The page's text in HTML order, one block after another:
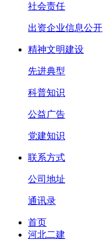
社会责任
出资企业信息公开
精神文明建设
先进典型
科普知识
公益广告
党建知识
联系方式
公司地址
通讯录
首页
河北二建